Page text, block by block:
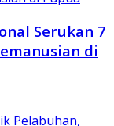
Serukan 7
di